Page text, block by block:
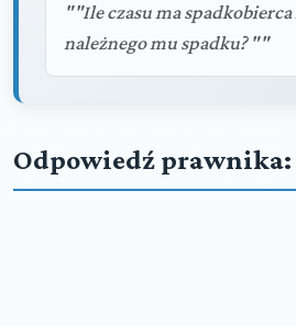
""Ile czasu ma
należnego mu spadku? ""
Odpowiedź prawnika: